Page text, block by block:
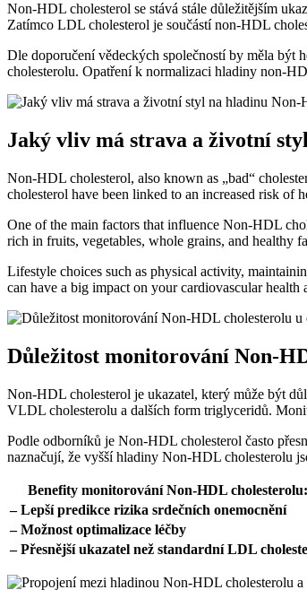
Non-HDL cholesterol se stává stále důležitějším
Zatímco LDL cholesterol je součástí ⁣non-HDL
Dle doporučení vědeckých ⁣společností by měla být
cholesterolu. Opatření⁢ k normalizaci hladiny non-
Jaký ​vliv má ​strava a životní
Non-HDL cholesterol,⁢ also known as „bad“
cholesterol have been linked to an increased⁢ risk of
One of the main factors that influence Non-HDL
rich in ⁢fruits, vegetables, whole grains, and healthy
Lifestyle choices such as physical activity,
can have a big impact on your cardiovascular
Důležitost monitorování‌ Non-
Non-HDL​ cholesterol je ukazatel, který může být
VLDL cholesterolu a dalších form⁢ triglyceridů.
Podle odborníků je Non-HDL cholesterol⁢ často
naznačují, že vyšší hladiny‍ Non-HDL⁣ cholesterolu
Benefity monitorování Non-HDL ‌cholesterolu:
– Lepší predikce rizika srdečních onemocnění
– Možnost ‌optimalizace léčby
– Přesnější ukazatel než⁤ standardní LDL‍